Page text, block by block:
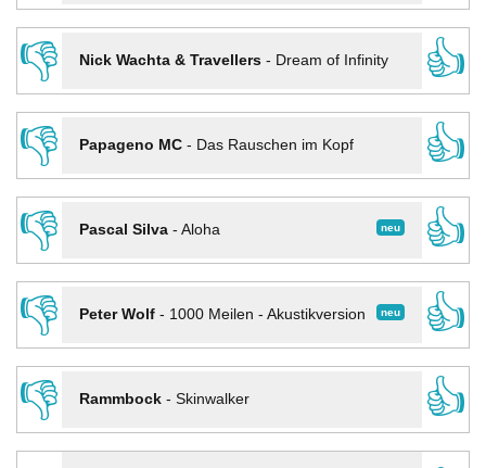
👎
Nick Wachta & Travellers- Dream of Infinity
👍
👎
Papageno MC- Das Rauschen im Kopf
👍
👎
neu
Pascal Silva- Aloha
👍
👎
neu
Peter Wolf- 1000 Meilen - Akustikversion
👍
👎
Rammbock- Skinwalker
👍